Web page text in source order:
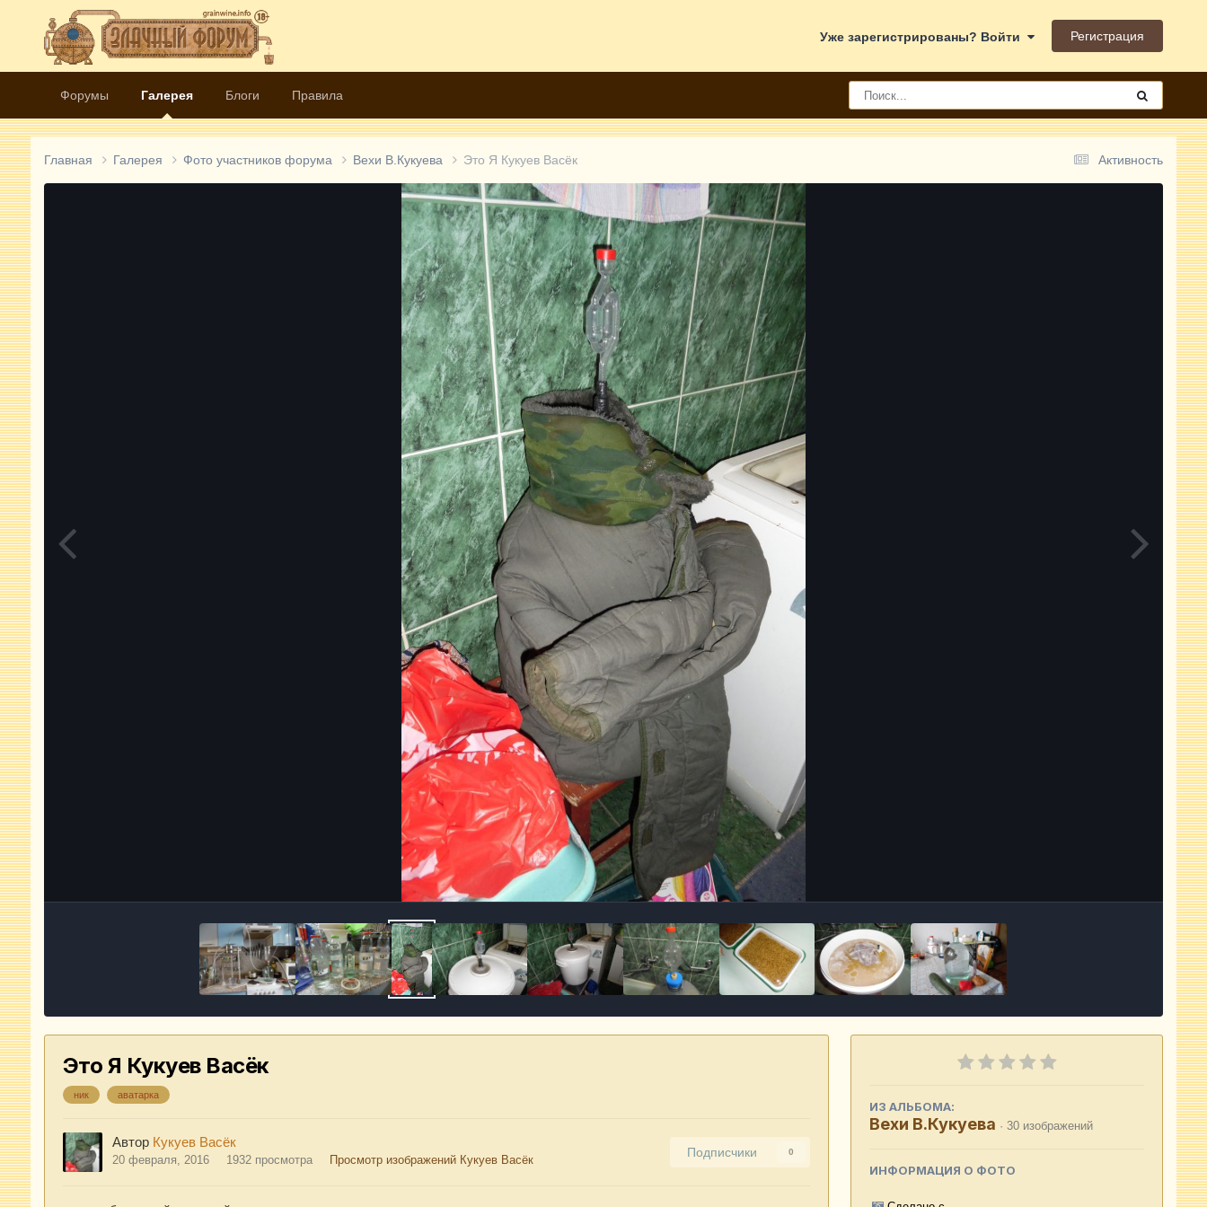
Уже зарегистрированы? Войти Регистрация
Форумы Галерея Блоги Правила
Активность
Главная Галерея Фото участников форума Вехи В.Кукуева Это Я Кукуев Васёк
Это Я Кукуев Васёк
ник аватарка
Автор Кукуев Васёк
20 февраля, 2016 1932 просмотра Просмотр изображений Кукуев Васёк
Подписчики 0
ИЗ АЛЬБОМА:
Вехи В.Кукуева · 30 изображений
ИНФОРМАЦИЯ О ФОТО